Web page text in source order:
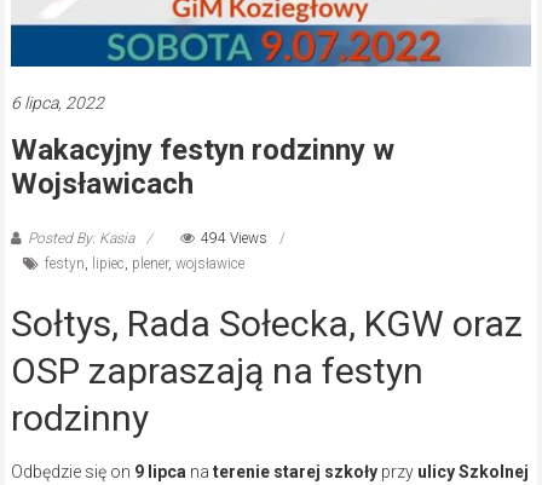
6 lipca, 2022
Wakacyjny festyn rodzinny w
Wojsławicach
Posted By: Kasia
494 Views
festyn
lipiec plener, wojsławice
Sołtys, Rada Sołecka, KGW oraz
OSP zapraszają na festyn
rodzinny
Odbędzie się on 9 lipca na terenie starej szkołyprzy ulicy Szkolnej